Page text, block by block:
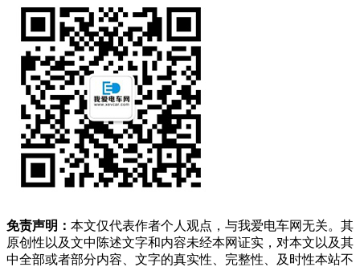
免责声明： 本文仅代表作者个人观点，与我爱电车网无关。其
原创性以及文中陈述文字和内容未经本网证实，对本文以及其
中全部或者部分内容、文字的真实性、完整性、及时性本站不